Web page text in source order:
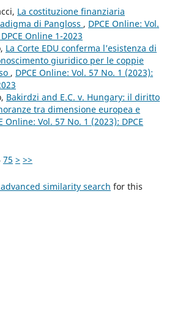
La costituzione finanziaria
di Pangloss , DPCE Online: Vol.
Online 1-2023
La Corte EDU conferma l’esistenza di
giuridico per le coppie
, DPCE Online: Vol. 57 No. 1 (2023):
Bakirdzi and E.C. v. Hungary: il diritto
tra dimensione europea e
Online: Vol. 57 No. 1 (2023): DPCE
75 > >>
similarity search for this